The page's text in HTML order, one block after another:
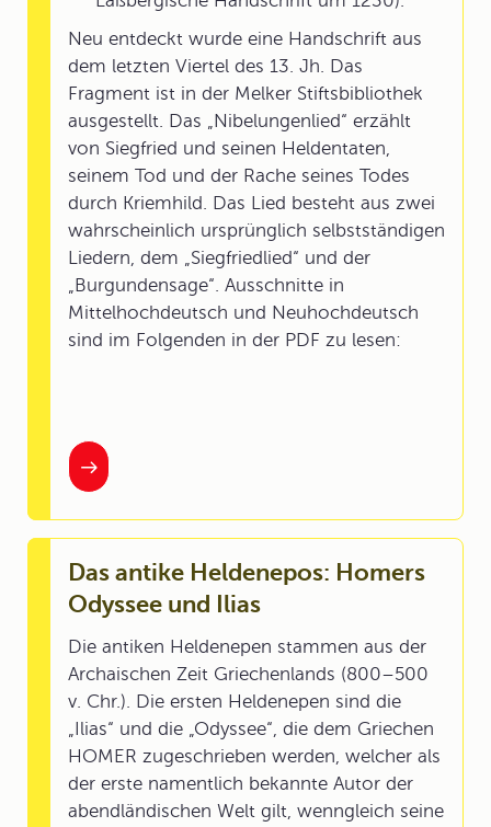
Neu entdeckt wurde eine Handschrift aus
dem letzten Viertel des 13. Jh. Das
Fragment ist in der Melker Stiftsbibliothek
ausgestellt. Das „Nibelungenlied“ erzählt
von Siegfried und seinen Heldentaten,
seinem Tod und der Rache seines Todes
durch Kriemhild. Das Lied besteht aus zwei
wahrscheinlich ursprünglich selbstständigen
Liedern, dem „Siegfriedlied“ und der
„Burgundensage“. Ausschnitte in
Mittelhochdeutsch und Neuhochdeutsch
sind im Folgenden in der PDF zu lesen:
Das antike Heldenepos: Homers
Odyssee und Ilias
Die antiken Heldenepen stammen aus der
Archaischen Zeit Griechenlands (800–500
v. Chr.). Die ersten Heldenepen sind die
„Ilias“ und die „Odyssee“, die dem Griechen
HOMER zugeschrieben werden, welcher als
der erste namentlich bekannte Autor der
abendländischen Welt gilt, wenngleich seine